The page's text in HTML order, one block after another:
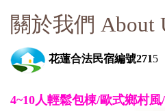
關於我們 About
花蓮合法民宿編號2715
4~10人輕鬆包棟/歐式鄉村